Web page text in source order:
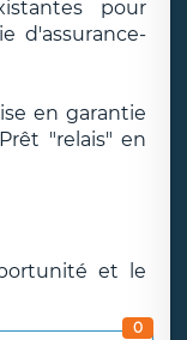
pour
d'assurance-
en garantie
"relais" en
et le
0